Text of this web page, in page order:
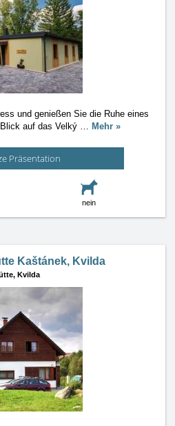
und genießen Sie die Ruhe eines
auf das Velký … Mehr »
Präsentation
nein
Kaštánek, Kvilda
Kvilda